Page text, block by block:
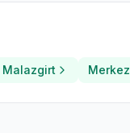
Malazgirt Merkez